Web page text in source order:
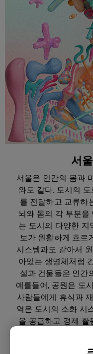
서
서울은 인간의 몸과
와도 같다. 도시의
를 전달하고 교류하
뇌와 몸의 각 부분을
는 도시의 다양한 지
보가 원활하게 흐르
시스템과도 같아서
아있는 생명체처럼
설과 건물들은 인간
예를들어, 공원은 도
사람들에게 휴식과
역은 도시의 소화 시
을 공급하고 경제 활